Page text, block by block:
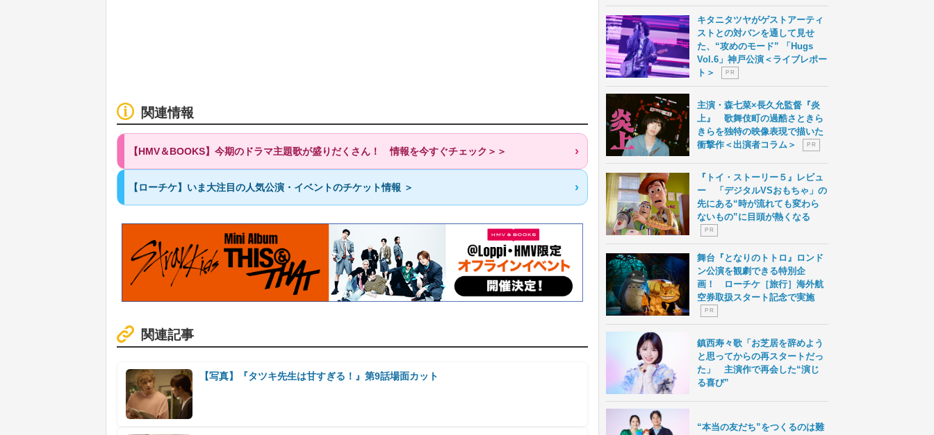
関連情報
【HMV＆BOOKS】今期のドラマ主題歌が盛りだくさん！ 情報を今すぐチェック＞＞
【ローチケ】いま大注目の人気公演・イベントのチケット情報 ＞
関連記事
【写真】『タツキ先生は甘すぎる！』第9話場面カット
キタニタツヤがゲストアーティ
ストとの対バンを通して見せ
た、“攻めのモード” 「Hugs
Vol.6」神戸公演＜ライブレポー
ト＞
P R
主演・森七菜×長久允監督『炎
上』 歌舞伎町の過酷さときら
きらを独特の映像表現で描いた
衝撃作＜出演者コラム＞
P R
『トイ・ストーリー５』レビュ
ー 「デジタルVSおもちゃ」の
先にある“時が流れても変わら
ないもの”に目頭が熱くなる
P R
舞台『となりのトトロ』ロンド
ン公演を観劇できる特別企
画！ ローチケ［旅行］海外航
空券取扱スタート記念で実施
P R
鎮西寿々歌「お芝居を辞めよう
と思ってからの再スタートだっ
た」 主演作で再会した“演じ
る喜び”
“本当の友だち”をつくるのは難